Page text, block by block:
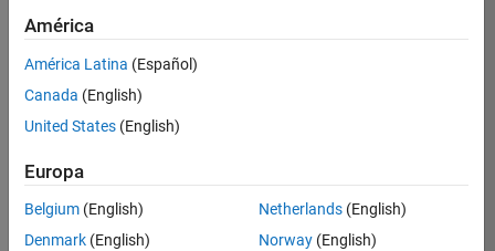
Technical
Consultant
Inicie
sesión
en
cuenta
de
empleo
América
América Latina (Español)
Canada (English)
United States (English)
Europa
Belgium (English)
Denmark (English)
Netherlands(English)
Norway(English)